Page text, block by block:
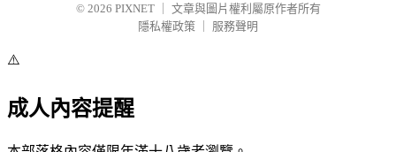
© 2026 PIXNET
文章與圖片權利屬原作者所有
隱私權政策
服務聲明
⚠️
成人內容提醒